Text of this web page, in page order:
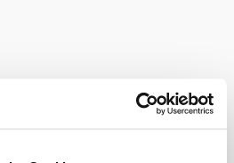
Teil Düsseldorfs an
das Nebeneinander von